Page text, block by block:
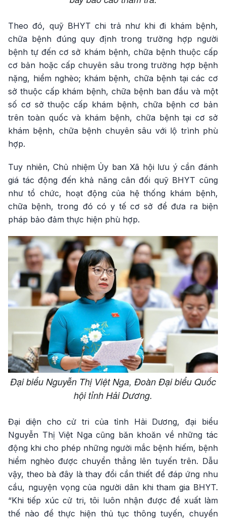
Theo đó, quỹ BHYT chi trả như khi đi khám bệnh,
chữa bệnh đúng quy định trong trường hợp người
bệnh tự đến cơ sở khám bệnh, chữa bệnh thuộc cấp
cơ bản hoặc cấp chuyên sâu trong trường hợp bệnh
nặng, hiểm nghèo; khám bệnh, chữa bệnh tại các cơ
sở thuộc cấp khám bệnh, chữa bệnh ban đầu và một
số cơ sở thuộc cấp khám bệnh, chữa bệnh cơ bản
trên toàn quốc và khám bệnh, chữa bệnh tại cơ sở
khám bệnh, chữa bệnh chuyên sâu với lộ trình phù
hợp.
Tuy nhiên, Chủ nhiệm Ủy ban Xã hội lưu ý cần đánh
giá tác động đến khả năng cân đối quỹ BHYT cũng
như tổ chức, hoạt động của hệ thống khám bệnh,
chữa bệnh, trong đó có y tế cơ sở để đưa ra biện
pháp bảo đảm thực hiện phù hợp.
Đại biểu Nguyễn Thị Việt Nga, Đoàn Đại biểu Quốc
hội tỉnh Hải Dương.
Đại diện cho cử tri của tỉnh Hải Dương, đại biểu
Nguyễn Thị Việt Nga cũng băn khoăn về những tác
động khi cho phép những người mắc bệnh hiếm, bệnh
hiểm nghèo được chuyển thẳng lên tuyến trên. Dẫu
vậy, theo bà đây là thay đổi cần thiết để đáp ứng nhu
cầu, nguyện vọng của người dân khi tham gia BHYT.
“Khi tiếp xúc cử tri, tôi luôn nhận được đề xuất làm
thế nào để thực hiện thủ tục thông tuyến, chuyển